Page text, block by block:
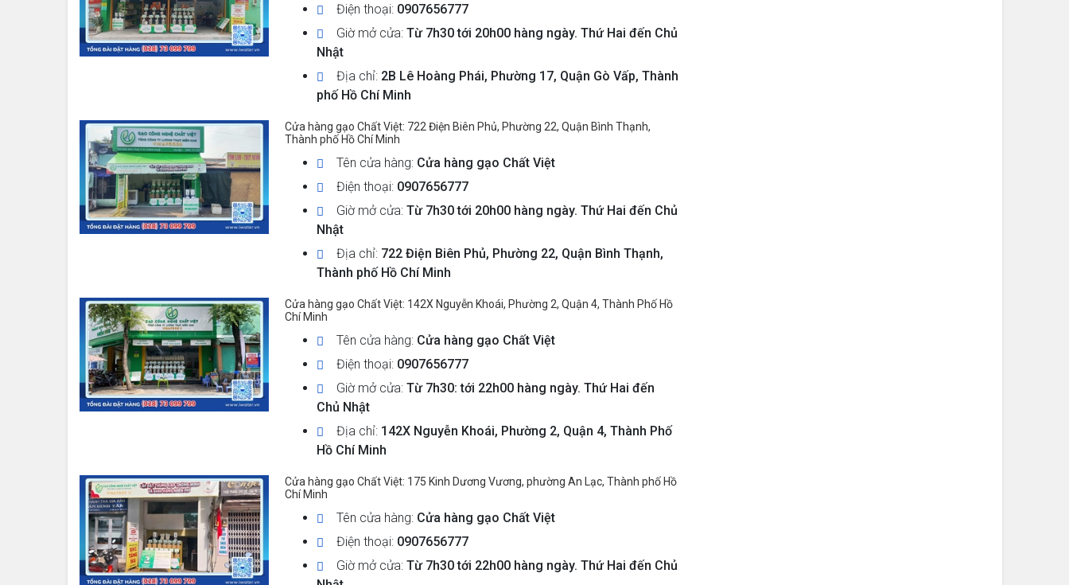
Điện thoại: 0907656777
Giờ mở cửa: Từ 7h30 tới 20h00 hàng ngày. Thứ Hai đến Chủ
Nhật
Địa chỉ: 2B Lê Hoàng Phái, Phường 17, Quận Gò Vấp, Thành
phố Hồ Chí Minh
Cửa hàng gạo Chất Việt: 722 Điện Biên Phủ, Phường 22, Quận Bình Thạnh,
Thành phố Hồ Chí Minh
Tên cửa hàng: Cửa hàng gạo Chất Việt
Điện thoại: 0907656777
Giờ mở cửa: Từ 7h30 tới 20h00 hàng ngày. Thứ Hai đến Chủ
Nhật
Địa chỉ: 722 Điện Biên Phủ, Phường 22, Quận Bình Thạnh,
Thành phố Hồ Chí Minh
Cửa hàng gạo Chất Việt: 142X Nguyễn Khoái, Phường 2, Quận 4, Thành Phố Hồ
Chí Minh
Tên cửa hàng: Cửa hàng gạo Chất Việt
Điện thoại: 0907656777
Giờ mở cửa: Từ 7h30: tới 22h00 hàng ngày. Thứ Hai đến
Chủ Nhật
Địa chỉ: 142X Nguyễn Khoái, Phường 2, Quận 4, Thành Phố
Hồ Chí Minh
Cửa hàng gạo Chất Việt: 175 Kinh Dương Vương, phường An Lạc, Thành phố Hồ
Chí Minh
Tên cửa hàng: Cửa hàng gạo Chất Việt
Điện thoại: 0907656777
Giờ mở cửa: Từ 7h30 tới 22h00 hàng ngày. Thứ Hai đến Chủ